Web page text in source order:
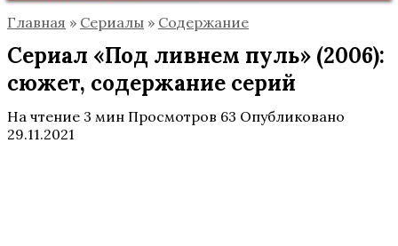
Главная » Сериалы » Содержание
Сериал «Под ливнем пуль» (2006):
сюжет, содержание серий
На чтение 3 мин Просмотров 63 Опубликовано
29.11.2021